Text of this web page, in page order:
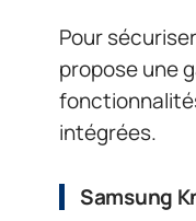
Pour
propose une
intégrées.
Samsung